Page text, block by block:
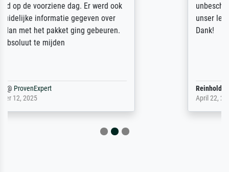
unbeschadet bei uns ankam. Es wird nicht
unser letzter Meisterdruck sein. Vielen
Dank!
Reinhold,